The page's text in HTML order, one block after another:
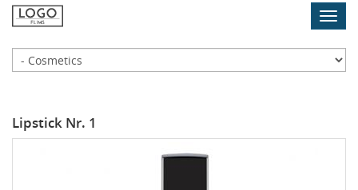
Skip
content
Cosmetics
Lipstick Nr. 1